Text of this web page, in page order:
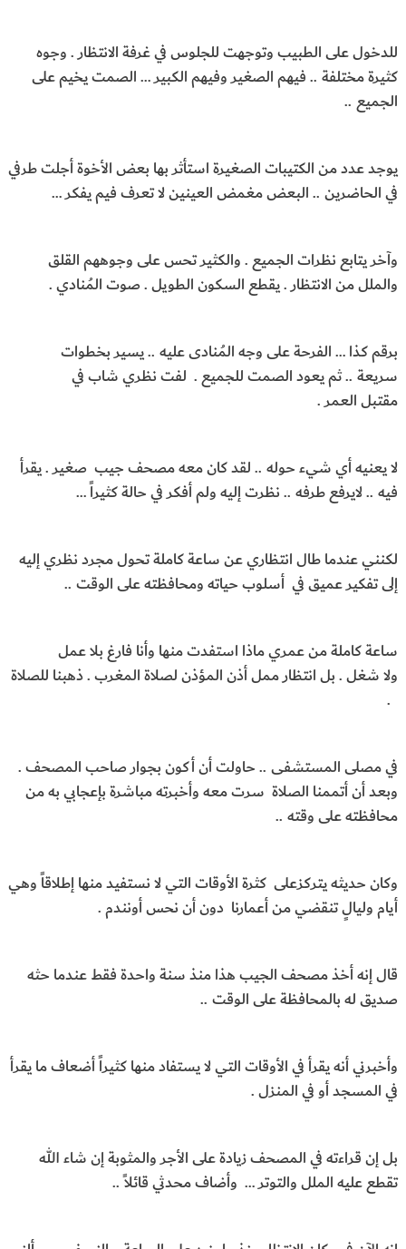
للدخول على الطبيب وتوجهت للجلوس في غرفة الانتظار . وجوه
كثيرة مختلفة .. فيهم الصغير وفيهم الكبير … الصمت يخيم على
الجميع ..
يوجد عدد من الكتيبات الصغيرة استأثر بها بعض الأخوة أجلت طرفي
في الحاضرين .. البعض مغمض العينين لا تعرف فيم يفكر …
وآخر يتابع نظرات الجميع . والكثير تحس على وجوههم القلق
والملل من الانتظار . يقطع السكون الطويل . صوت المُنادي .
برقم كذا … الفرحة على وجه المُنادى عليه .. يسير بخطوات
سريعة .. ثم يعود الصمت للجميع . لفت نظري شاب في
مقتبل العمر .
لا يعنيه أي شيء حوله .. لقد كان معه مصحف جيب صغير . يقرأ
فيه .. لايرفع طرفه .. نظرت إليه ولم أفكر في حالة كثيراً …
لكنني عندما طال انتظاري عن ساعة كاملة تحول مجرد نظري إليه
إلى تفكير عميق في أسلوب حياته ومحافظته على الوقت ..
ساعة كاملة من عمري ماذا استفدت منها وأنا فارغ بلا عمل
ولا شغل . بل انتظار ممل أذن المؤذن لصلاة المغرب . ذهبنا للصلاة
.
في مصلى المستشفى .. حاولت أن أكون بجوار صاحب المصحف .
وبعد أن أتممنا الصلاة سرت معه وأخبرته مباشرة بإعجابي به من
محافظته على وقته ..
وكان حديثه يتركزعلى كثرة الأوقات التي لا نستفيد منها إطلاقاً وهي
أيام وليالٍ تنقضي من أعمارنا دون أن نحس أونندم .
قال إنه أخذ مصحف الجيب هذا منذ سنة واحدة فقط عندما حثه
صديق له بالمحافظة على الوقت ..
وأخبرني أنه يقرأ في الأوقات التي لا يستفاد منها كثيراً أضعاف ما يقرأ
في المسجد أو في المنزل .
بل إن قراءته في المصحف زيادة على الأجر والمثوبة إن شاء الله
تقطع عليه الملل والتوتر … وأضاف محدثي قائلاً ..